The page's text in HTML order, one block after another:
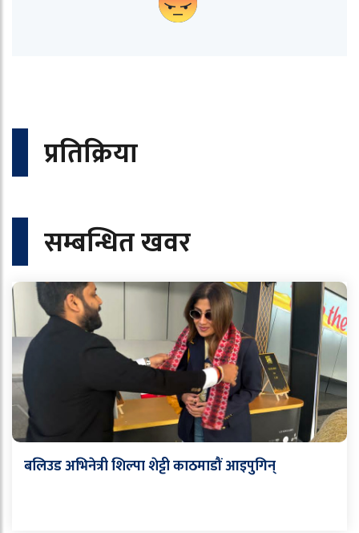
प्रतिक्रिया
सम्बन्धित खवर
बलिउड अभिनेत्री शिल्पा शेट्टी काठमाडौं आइपुगिन्